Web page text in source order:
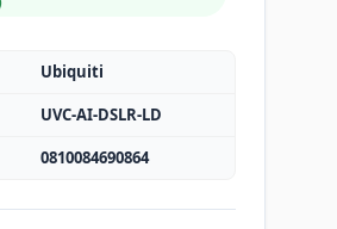
Ubiquiti
UVC-AI-DSLR-LD
0810084690864